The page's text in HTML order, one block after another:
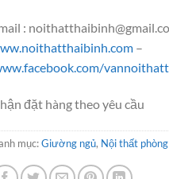
:
–
đặt hàng theo yêu cầu
mục:Giường ngủ, Nội thất